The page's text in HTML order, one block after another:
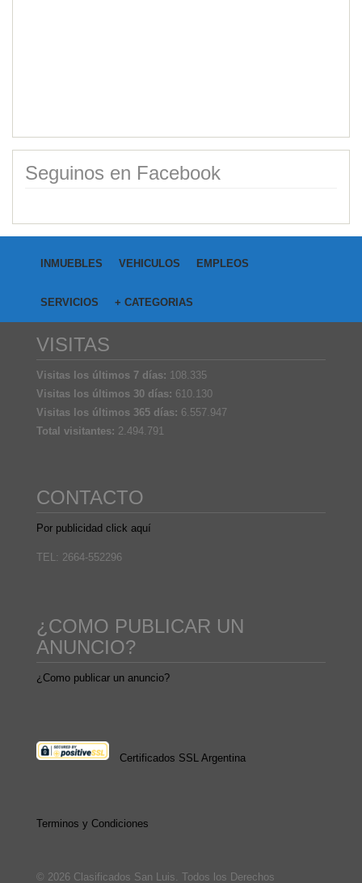
Seguinos en Facebook
INMUEBLES VEHICULOS EMPLEOS
SERVICIOS + CATEGORIAS
VISITAS
Visitas los últimos 7 días: 108.335
Visitas los últimos 30 días: 610.130
Visitas los últimos 365 días: 6.557.947
Total visitantes: 2.494.791
CONTACTO
Por publicidad click aquí
TEL: 2664-552296
¿COMO PUBLICAR UN
ANUNCIO?
¿Como publicar un anuncio?
Certificados SSL Argentina
Terminos y Condiciones
© 2026 Clasificados San Luis. Todos los Derechos